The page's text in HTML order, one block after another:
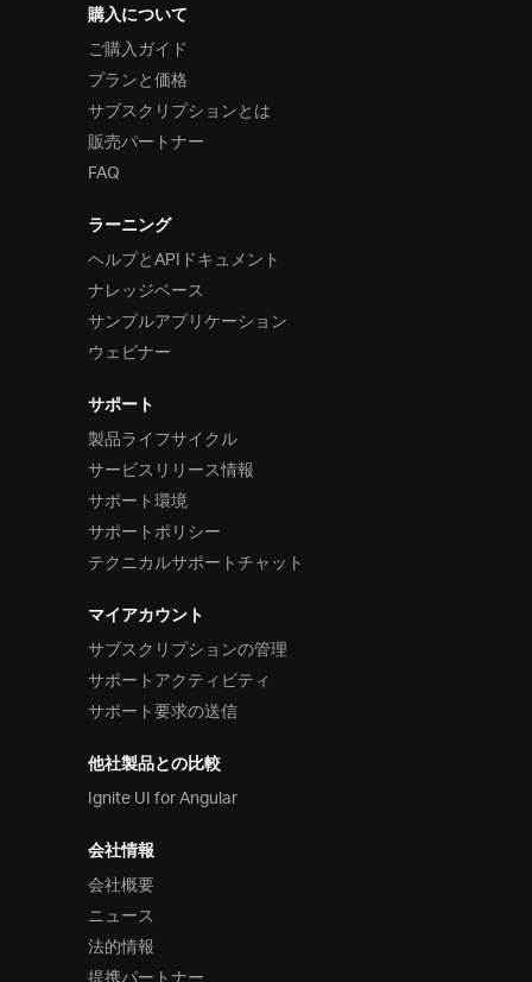
購入について
ご購入ガイド
プランと価格
サブスクリプションとは
販売パートナー
FAQ
ラーニング
ヘルプとAPIドキュメント
ナレッジベース
サンプルアプリケーション
ウェビナー
サポート
製品ライフサイクル
サービスリリース情報
サポート環境
サポートポリシー
テクニカルサポートチャット
マイアカウント
サブスクリプションの管理
サポートアクティビティ
サポート要求の送信
他社製品との比較
Ignite UI for Angular
会社情報
会社概要
ニュース
法的情報